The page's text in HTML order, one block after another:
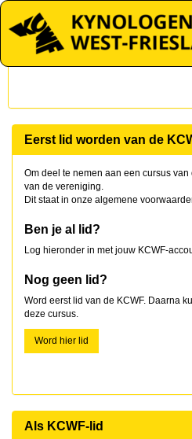
Eerst lid worden van de
Om deel te nemen aan een cursus
van de vereniging.
Dit staat in onze algemene
Ben je al lid?
Log hieronder in met jouw KCWF-
Nog geen lid?
Word eerst lid van de KCWF. Daarna
deze cursus.
Word hier lid
Als KCWF-lid